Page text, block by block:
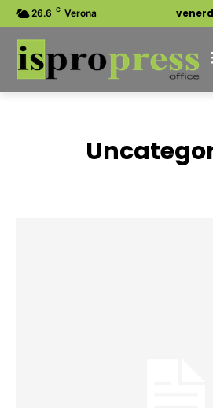
26.6 C Verona